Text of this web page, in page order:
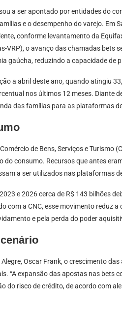
a ser apontado por entidades do
e o desempenho do varejo. Em
conforme levantamento da
VRP), o avanço das chamadas bets
gaúcha, reduzindo a capacidade de
a abril deste ano, quando atingiu
nos últimos 12 meses. Diante
das famílias para as plataformas
de Bens, Serviços e Turismo
consumo. Recursos que antes
a ser utilizados nas plataformas
e 2026 cerca de R$ 143 bilhões
com a CNC, esse movimento reduz
e pela perda do poder
Oscar Frank, o crescimento
“A expansão das apostas nas bets
do risco de crédito, de acordo com